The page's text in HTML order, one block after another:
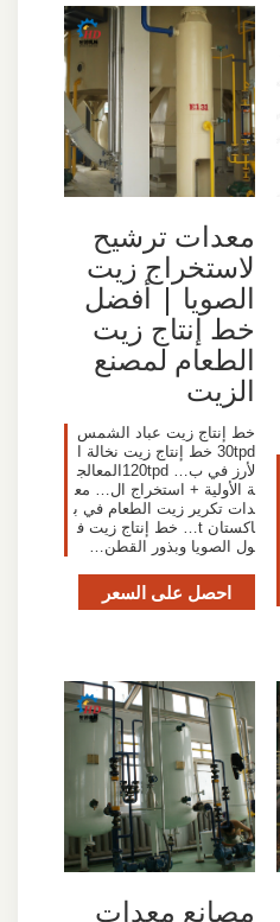
معدات ترشيح
لاستخراج زيت
الصويا | أفضل
خط إنتاج زيت
الطعام لمصنع
الزيت
خط إنتاج زيت عباد الشمس
30tpd خط إنتاج زيت نخالة ا
لأرز في ب… 120tpdالمعالج
ة الأولية + استخراج ال… مع
دات تكرير زيت الطعام في ب
اكستان t… خط إنتاج زيت ف
ول الصويا وبذور القطن…
احصل على السعر
مصانع معدات